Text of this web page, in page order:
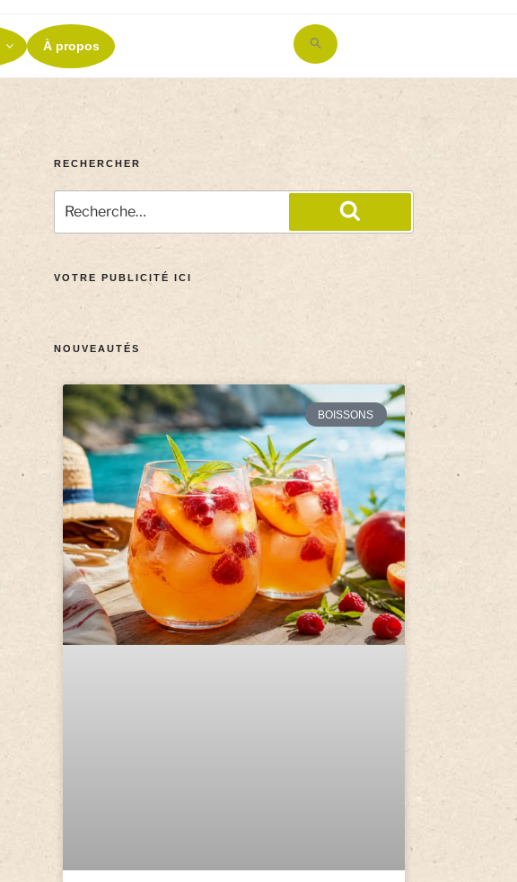
À propos
Search
for:
RECHERCHER
VOTRE PUBLICITÉ ICI
NOUVEAUTÉS
BOISSONS